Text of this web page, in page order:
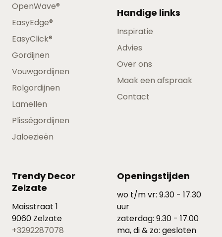
Trendy Decor
Zelzate
Maisstraat 1
9060 Zelzate
+3292287078
Openingstijden
wo t/m vr: 9.30 - 17.30
uur
zaterdag: 9.30 - 17.00
ma, di & zo: gesloten
OpenWave®
EasyEdge®
EasyClick®
Gordijnen
Vouwgordijnen
Rolgordijnen
Lamellen
Plisségordijnen
Jaloezieën
Handige links
Inspiratie
Advies
Over ons
Maak een afspraak
Contact